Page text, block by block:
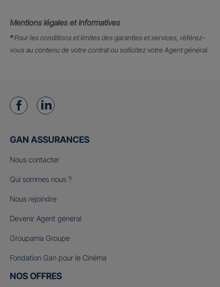
Mentions légales et informatives
*Pour les conditions et limites des garanties et services, référez-
vous au contenu de votre contrat ou sollicitez votre Agent général.
GAN ASSURANCES
Nous contacter
Qui sommes nous ?
Nous rejoindre
Devenir Agent général
Groupama Groupe
Fondation Gan pour le Cinéma
NOS OFFRES